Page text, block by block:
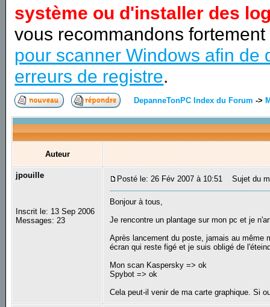
système ou d'installer des
vous recommandons
pour scanner Windows afin de
erreurs de registre.
DepanneTonPC Index du Forum ->
Auteur
jpouille
Inscrit le: 13 Sep 2006
Messages: 23
Posté le: 26 Fév 2007 à 10:51 Sujet du
Bonjour à tous,
Je rencontre un plantage sur mon pc et je
Après lancement du poste, jamais au même
écran qui reste figé et je suis obligé de
Mon scan Kaspersky => ok
Spybot => ok
Cela peut-il venir de ma carte graphique. Si